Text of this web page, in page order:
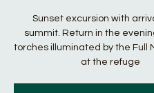
Sunset excursion with
summit. Return in the
torches illuminated by the Full
at the refuge